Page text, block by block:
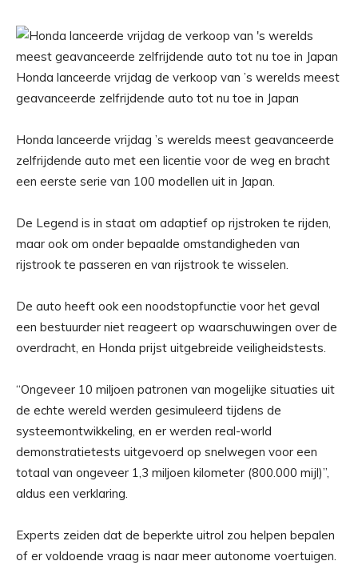
Honda lanceerde vrijdag de verkoop van ’s werelds meest
geavanceerde zelfrijdende auto tot nu toe in Japan
Honda lanceerde vrijdag ’s werelds meest geavanceerde
zelfrijdende auto met een licentie voor de weg en bracht
een eerste serie van 100 modellen uit in Japan.
De Legend is in staat om adaptief op rijstroken te rijden,
maar ook om onder bepaalde omstandigheden van
rijstrook te passeren en van rijstrook te wisselen.
De auto heeft ook een noodstopfunctie voor het geval
een bestuurder niet reageert op waarschuwingen over de
overdracht, en Honda prijst uitgebreide veiligheidstests.
“Ongeveer 10 miljoen patronen van mogelijke situaties uit
de echte wereld werden gesimuleerd tijdens de
systeemontwikkeling, en er werden real-world
demonstratietests uitgevoerd op snelwegen voor een
totaal van ongeveer 1,3 miljoen kilometer (800.000 mijl)”,
aldus een verklaring.
Experts zeiden dat de beperkte uitrol zou helpen bepalen
of er voldoende vraag is naar meer autonome voertuigen.